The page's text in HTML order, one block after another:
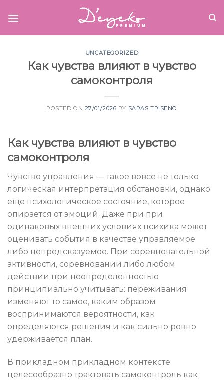
UNCATEGORIZED
Как чувства влияют в чувство
самоконтроля
POSTED ON 27/01/2026 BY SARAS TRISENO
Как чувства влияют в чувство
самоконтроля
Чувство управления — такое вовсе не только
логическая интерпретация обстановки, однако
еще психологическое состояние, которое
опирается от эмоций. Даже при при
одинаковых внешних условиях психика может
оценивать события в качестве управляемое
либо непредсказуемое. При соревновательной
активности, соревновании либо любом
действии при неопределенностью
принципиально учитывать: переживания
изменяют то самое, каким образом
воспринимаются вероятности, как
определяются решения и как сильно ровно
удерживается план.
В прикладном прикладном контексте
целесообразно трактовать самоконтроль как